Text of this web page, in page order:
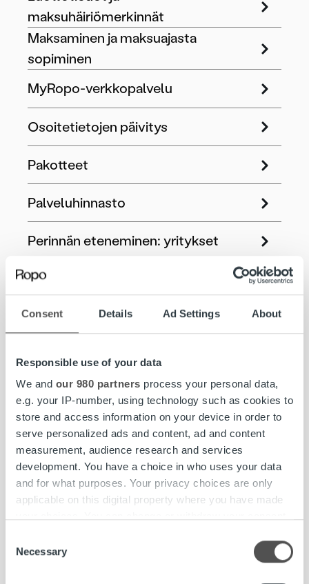
Consent Details Ad Settings About
Responsible use of your data
We and our 980 partners process your personal data,
e.g. your IP-number, using technology such as cookies to
store and access information on your device in order to
serve personalized ads and content, ad and content
measurement, audience research and services
development. You have a choice in who uses your data
and for what purposes. Your privacy choices are only
applicable on this digital property where you have made
the Privacy trigger icon.
Selection
Necessary
maksuhäiriömerkinnät
Maksaminen ja maksuajasta
sopiminen
MyRopo-verkkopalvelu
Osoitetietojen päivitys
Pakotteet
Palveluhinnasto
Perinnän eteneminen: yritykset
Perinnän eteneminen: kuluttajat
Perintäkulut
Ropo yrityksenä
Sähköiset laskut
Sähköiset maksuvalvontakirjeet
Sähkön- tai vedenjakelun katkaisu
Toisen henkilön puolesta
asioiminen
Turvallinen asiointi ja huijausviestit